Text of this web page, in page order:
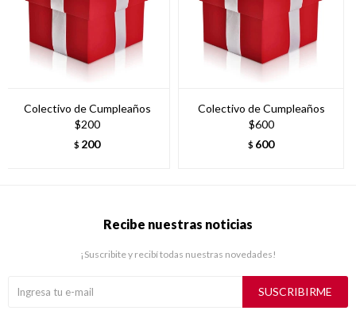
Colectivo de Cumpleaños
$200
$ 200
Colectivo de Cumpleaños
$600
$ 600
Recibe nuestras noticias
¡Suscribite y recibí todas nuestras novedades!
SUSCRIBIRME